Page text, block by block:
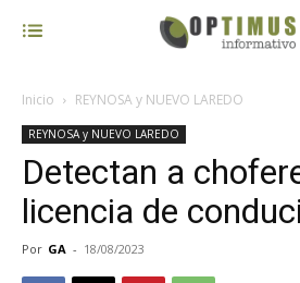
Inicio REYNOSA y NUEVO LAREDO
REYNOSA y NUEVO LAREDO
Detectan a
licencia de
Por GA - 18/08/2023